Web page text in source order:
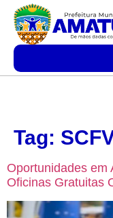
Tag:
Oportunidades em
Oficinas Gratuitas